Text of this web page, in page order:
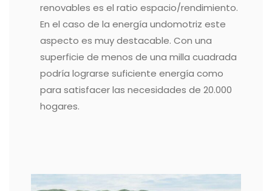
renovables es el ratio espacio/rendimiento.
En el caso de la energía undomotriz este
aspecto es muy destacable. Con una
superficie de menos de una milla cuadrada
podría lograrse suficiente energía como
para satisfacer las necesidades de 20.000
hogares.